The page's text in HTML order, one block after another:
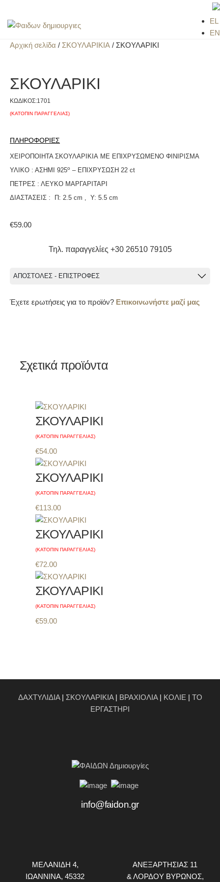
EL
EN
Αρχική σελίδα / ΣΚΟΥΛΑΡΙΚΙΑ / ΣΚΟΥΛΑΡΙΚΙ
ΣΚΟΥΛΑΡΙΚΙ
ΚΩΔΙΚΟΣ:1701
(ΚΑΤΟΠΙΝ ΠΑΡΑΓΓΕΛΙΑΣ)
ΠΛΗΡΟΦΟΡΙΕΣ
ΧΕΙΡΟΠΟΙΗΤΑ ΣΚΟΥΛΑΡΙΚΙΑ ΜΕ ΕΠΙΧΡΥΣΩΜΕΝΟ ΦΙΝΙΡΙΣΜΑ
ΥΛΙΚΟ : ΑΣΗΜΙ 925ο – ΕΠΙΧΡΥΣΩΣH 22 ct
ΠΕΤΡΕΣ : ΛΕΥΚΟ ΜΑΡΓΑΡΙΤΑΡΙ
ΔΙΑΣΤΑΣΕΙΣ : Π: 2.5 cm , Υ: 5.5 cm
€59.00
Τηλ. παραγγελίες +30 26510 79105
ΑΠΟΣΤΟΛΕΣ - ΕΠΙΣΤΡΟΦΕΣ
Έχετε ερωτήσεις για το προϊόν? Επικοινωνήστε μαζί μας
Σχετικά προϊόντα
ΣΚΟΥΛΑΡΙΚΙ
(ΚΑΤΟΠΙΝ ΠΑΡΑΓΓΕΛΙΑΣ)
€54.00
ΣΚΟΥΛΑΡΙΚΙ
(ΚΑΤΟΠΙΝ ΠΑΡΑΓΓΕΛΙΑΣ)
€113.00
ΣΚΟΥΛΑΡΙΚΙ
(ΚΑΤΟΠΙΝ ΠΑΡΑΓΓΕΛΙΑΣ)
€72.00
ΣΚΟΥΛΑΡΙΚΙ
(ΚΑΤΟΠΙΝ ΠΑΡΑΓΓΕΛΙΑΣ)
€59.00
ΔΑΧΤΥΛΙΔΙΑ| ΣΚΟΥΛΑΡΙΚΙΑ| ΒΡΑΧΙΟΛΙΑ| ΚΟΛΙΕ | ΤΟ
ΕΡΓΑΣΤΗΡΙ
info@faidon.gr
ΜΕΛΑΝΙΔΗ 4,
ΙΩΑΝΝΙΝΑ, 45332
ΑΝΕΞΑΡΤΗΣΙΑΣ 11
& ΛΟΡΔΟΥ ΒΥΡΩΝΟΣ,